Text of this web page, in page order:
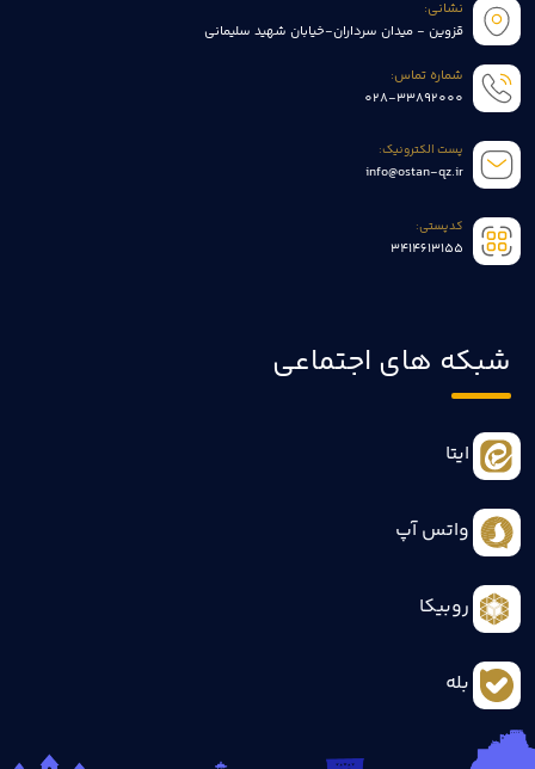
نشانی:
قزوین - میدان سرداران-خیابان شهید سلیمانی
شماره تماس:
028-33892000
پست الکترونیک:
info@ostan-qz.ir
کدپستی:
3414613155
شبکه های اجتماعی
ایتا
واتس آپ
روبیکا
بله